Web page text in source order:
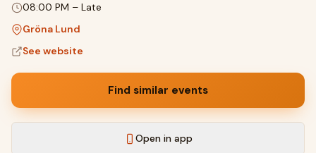
08:00 PM – Late
Gröna Lund
See website
Find similar events
Open in app